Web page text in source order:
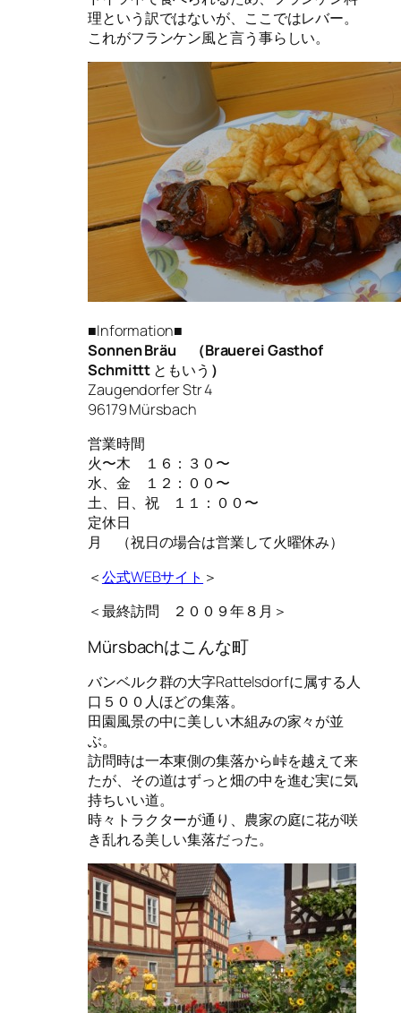
理という訳ではないが、ここではレバー。
これがフランケン風と言う事らしい。
■Information■
Sonnen Bräu （Brauerei Gasthof
Schmittt ともいう ）
Zaugendorfer Str 4
96179 Mürsbach
営業時間
火〜木 １６：３０〜
水、金 １２：００〜
土、日、祝 １１：００〜
定休日
月 （祝日の場合は営業して火曜休み）
＜公式WEBサイト ＞
＜最終訪問 ２００９年８月＞
Mürsbachはこんな町
バンベルク群の大字Rattelsdorfに属する人
口５００人ほどの集落。
田園風景の中に美しい木組みの家々が並
ぶ。
訪問時は一本東側の集落から峠を越えて来
たが、その道はずっと畑の中を進む実に気
持ちいい道。
時々トラクターが通り、農家の庭に花が咲
き乱れる美しい集落だった。